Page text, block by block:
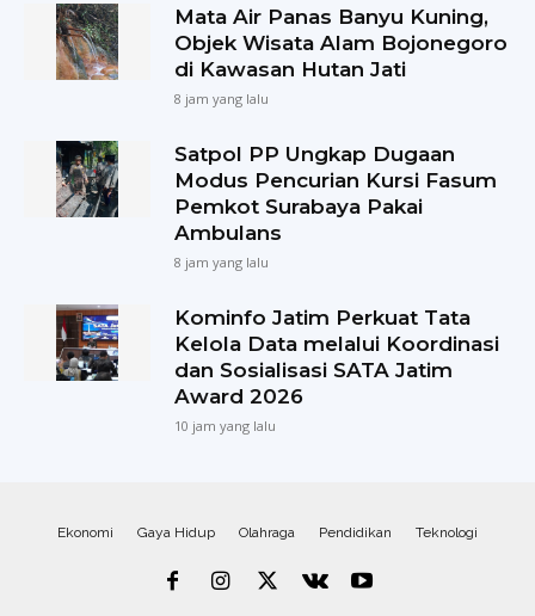
Mata Air Panas Banyu Kuning,
Objek Wisata Alam Bojonegoro
di Kawasan Hutan Jati
8 jam yang lalu
Satpol PP Ungkap Dugaan
Modus Pencurian Kursi Fasum
Pemkot Surabaya Pakai
Ambulans
8 jam yang lalu
Kominfo Jatim Perkuat Tata
Kelola Data melalui Koordinasi
dan Sosialisasi SATA Jatim
Award 2026
10 jam yang lalu
Ekonomi Gaya Hidup Olahraga Pendidikan Teknologi